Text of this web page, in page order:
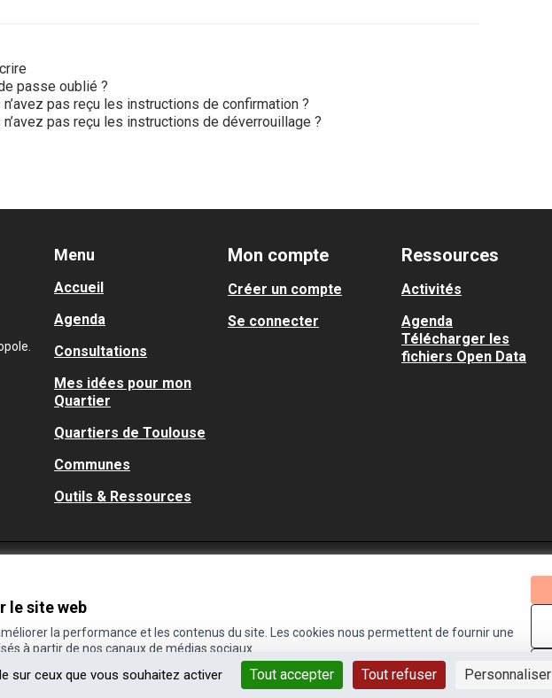
sur ceux que vous souhaitez activer Tout accepter Tout refuser Personnaliser
le site web
la performance et les contenus du site. Les cookies nous permettent de fournir une
à partir de nos canaux de médias sociaux.
passe oublié ?
n’avez pas reçu les instructions de confirmation ?
n’avez pas reçu les instructions de déverrouillage ?
Menu
Accueil
Agenda
Consultations
Mes idées pour mon
Quartier
Quartiers de Toulouse
Communes
Outils & Ressources
Mon compte
Créer un compte
Se connecter
Ressources
Activités
Agenda
Télécharger les
fichiers Open Data